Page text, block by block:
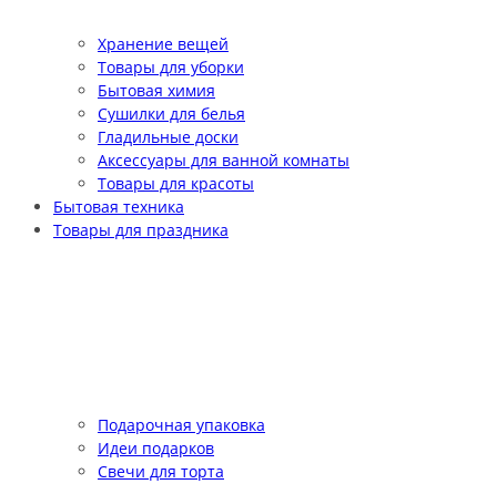
Хранение вещей
Товары для уборки
Бытовая химия
Сушилки для белья
Гладильные доски
Аксессуары для ванной комнаты
Товары для красоты
Бытовая техника
Товары для праздника
Подарочная упаковка
Идеи подарков
Свечи для торта